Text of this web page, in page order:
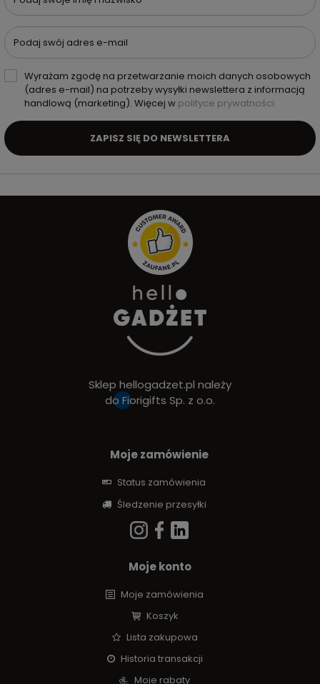
Podaj swój adres e-mail
Wyrażam zgodę na przetwarzanie moich danych osobowych
(adres e-mail) na potrzeby wysyłki newslettera z informacją
handlową (marketing). Więcej w polityce prywatności.
ZAPISZ SIĘ DO NEWSLETTERA
Sklep hellogadzet.pl należy
do Fiorigifts Sp. z o.o.
Moje zamówienie
Status zamówienia
Śledzenie przesyłki
Moje konto
Moje zamówienia
Koszyk
Lista zakupowa
Historia transakcji
Moje rabaty